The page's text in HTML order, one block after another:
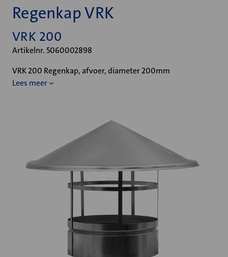
Regenkap VRK
VRK 200
Artikelnr. 5060002898
VRK 200 Regenkap, afvoer, diameter 200mm
Lees meer